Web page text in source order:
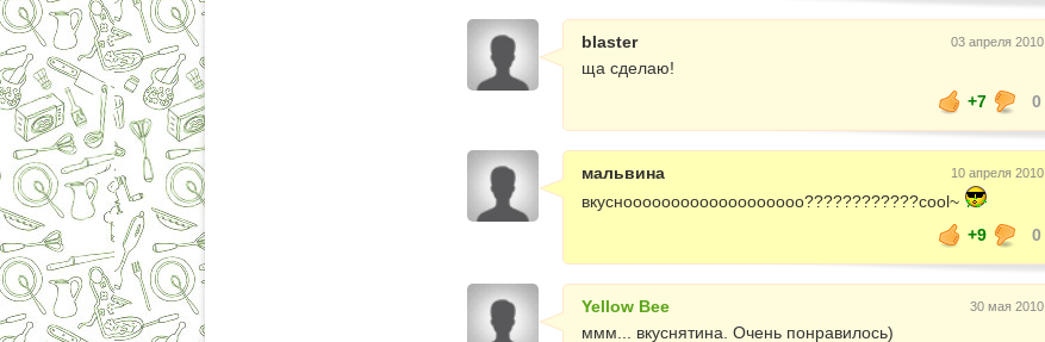
blaster 03 апреля 2010
ща сделаю!
+7
0
мальвина 10 апреля 2010
вкуснооооооооооооооооооо????????????cool~
+9
0
Yellow Bee 30 мая 2010
ммм... вкуснятина. Очень понравилось)